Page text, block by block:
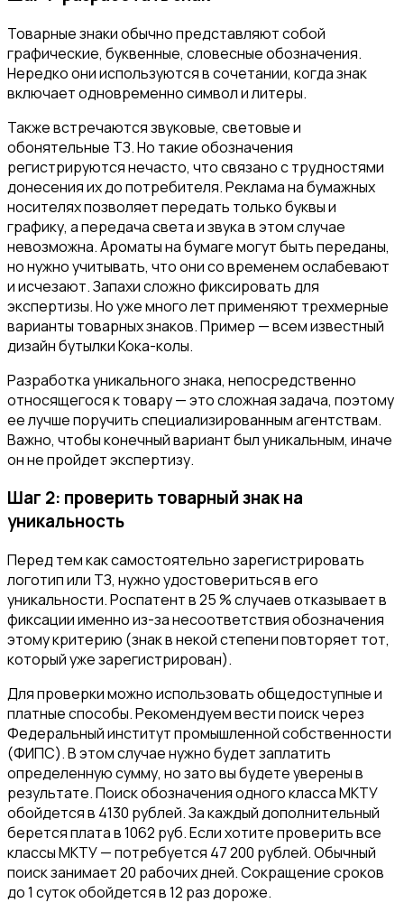
Товарные знаки обычно представляют собой
графические, буквенные, словесные обозначения.
Нередко они используются в сочетании, когда знак
включает одновременно символ и литеры.
Также встречаются звуковые, световые и
обонятельные ТЗ. Но такие обозначения
регистрируются нечасто, что связано с трудностями
донесения их до потребителя. Реклама на бумажных
носителях позволяет передать только буквы и
графику, а передача света и звука в этом случае
невозможна. Ароматы на бумаге могут быть переданы,
но нужно учитывать, что они со временем ослабевают
и исчезают. Запахи сложно фиксировать для
экспертизы. Но уже много лет применяют трехмерные
варианты товарных знаков. Пример — всем известный
дизайн бутылки Кока-колы.
Разработка уникального знака, непосредственно
относящегося к товару — это сложная задача, поэтому
ее лучше поручить специализированным агентствам.
Важно, чтобы конечный вариант был уникальным, иначе
он не пройдет экспертизу.
Шаг 2: проверить товарный знак на
уникальность
Перед тем как самостоятельно зарегистрировать
логотип или ТЗ, нужно удостовериться в его
уникальности. Роспатент в 25 % случаев отказывает в
фиксации именно из-за несоответствия обозначения
этому критерию (знак в некой степени повторяет тот,
который уже зарегистрирован).
Для проверки можно использовать общедоступные и
платные способы. Рекомендуем вести поиск через
Федеральный институт промышленной собственности
(ФИПС). В этом случае нужно будет заплатить
определенную сумму, но зато вы будете уверены в
результате. Поиск обозначения одного класса МКТУ
обойдется в 4130 рублей. За каждый дополнительный
берется плата в 1062 руб. Если хотите проверить все
классы МКТУ — потребуется 47 200 рублей. Обычный
поиск занимает 20 рабочих дней. Сокращение сроков
до 1 суток обойдется в 12 раз дороже.